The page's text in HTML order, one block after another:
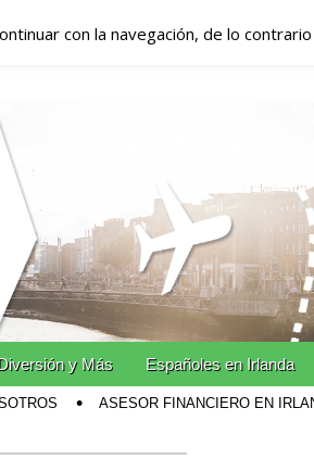
en Irlanda
y Más Españoles en Irlanda
ASESOR FINANCIERO EN
con la navegación, de lo